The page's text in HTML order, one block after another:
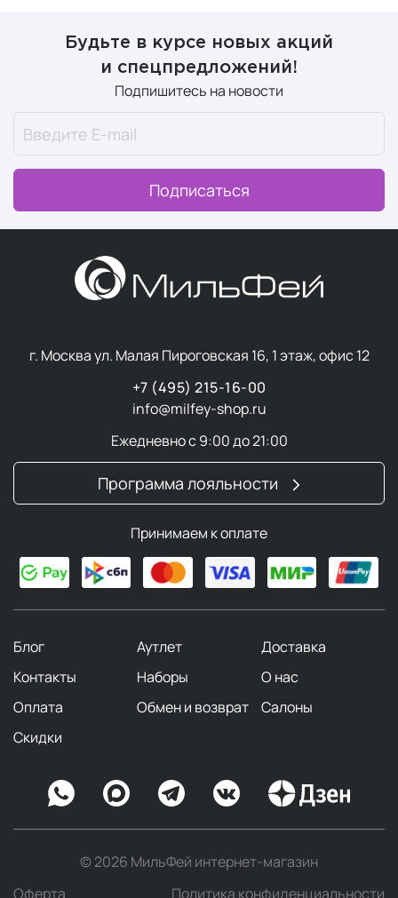
Будьте в курсе новых акций
и спецпредложений!
Подпишитесь на новости
Подписаться
г. Москва ул. Малая Пироговская 16, 1 этаж, офис 12
+7 (495) 215-16-00
info@milfey-shop.ru
Ежедневно с 9:00 до 21:00
Программа лояльности
Принимаем к оплате
Блог Аутлет
Доставка
Контакты
Наборы
О нас
Оплата
Обмен и возврат
Салоны
Скидки
© 2026 МильФей интернет-магазин
Оферта
Политика конфиденциальности